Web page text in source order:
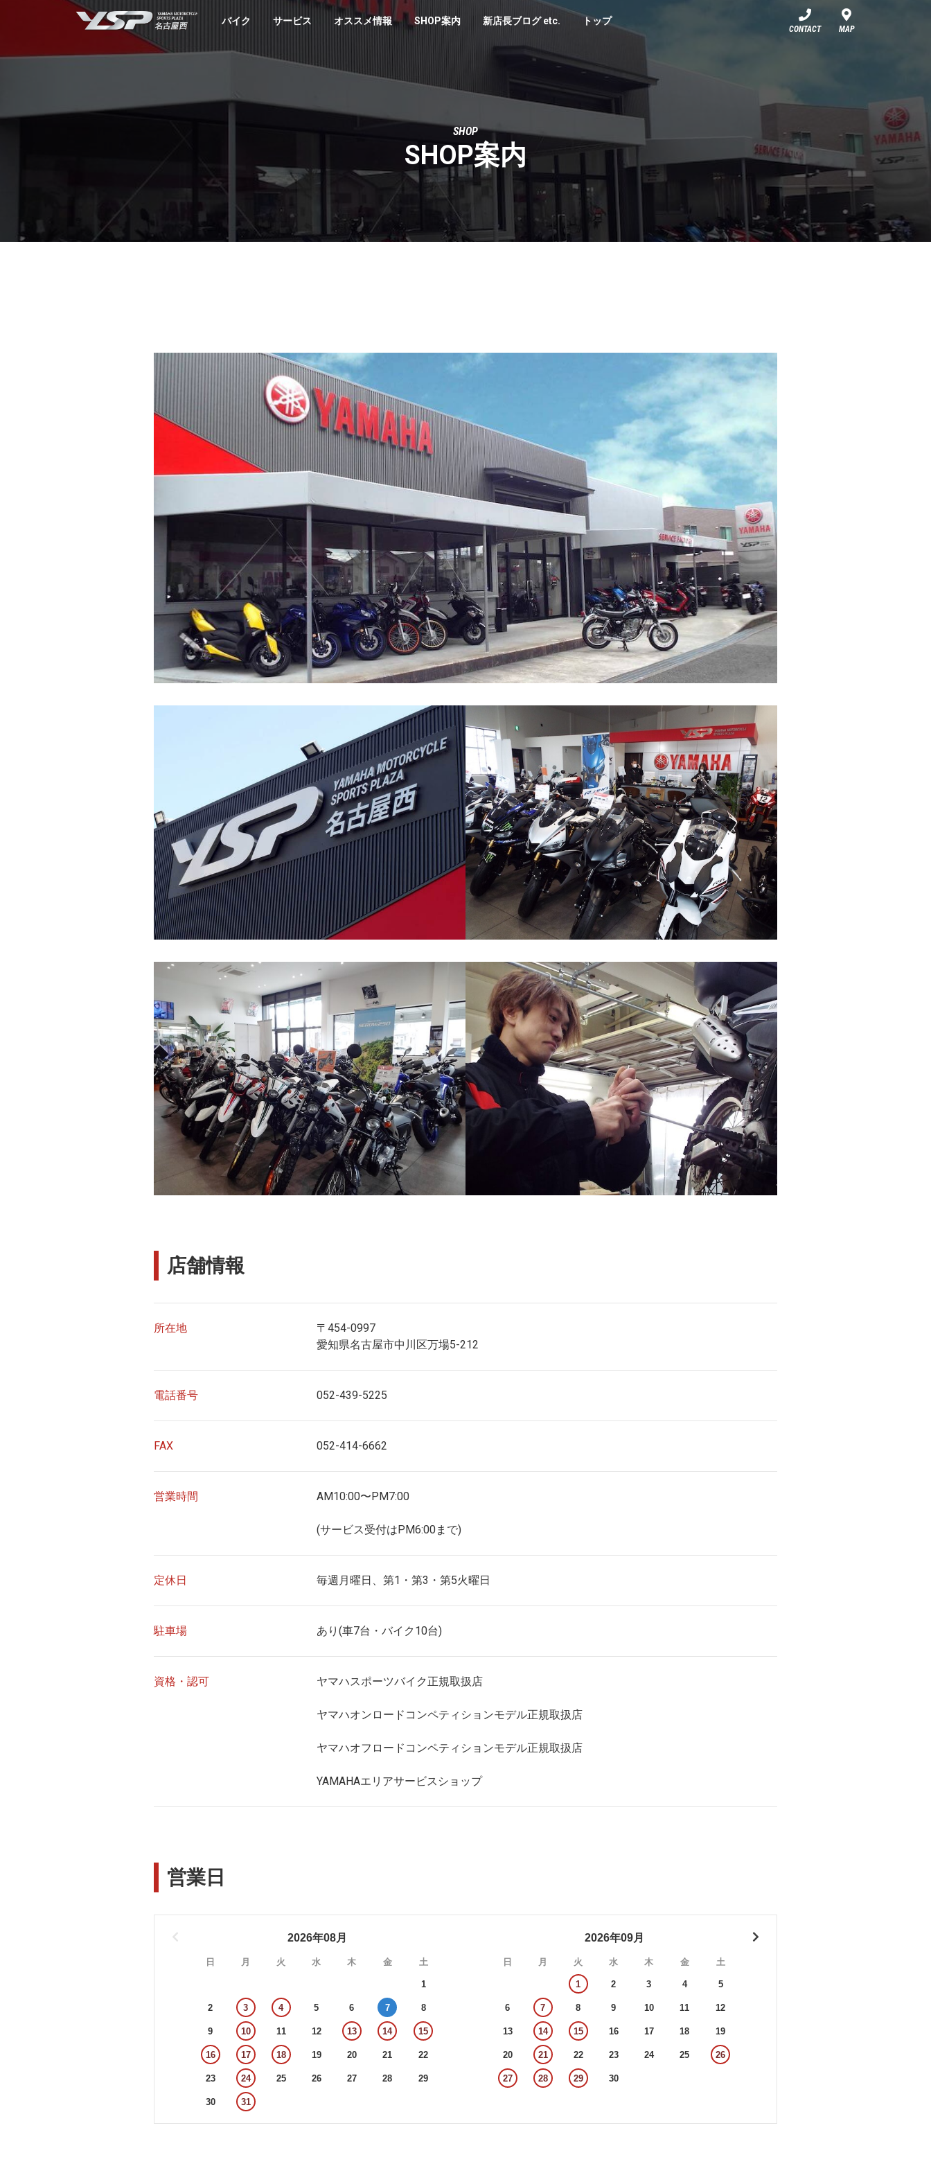
YSP名古屋西
バイク サービス オススメ情報 SHOP案内 新店長ブログ etc. トップ
CONTACT MAP
SHOP
SHOP案内
店舗情報
所在地
〒454-0997
愛知県名古屋市中川区万場5-212
電話番号 052-439-5225
FAX 052-414-6662
営業時間 AM10:00〜PM7:00
(サービス受付はPM6:00まで)
定休日 毎週月曜日、第1・第3・第5火曜日
駐車場 あり(車7台・バイク10台)
資格・認可 ヤマハスポーツバイク正規取扱店
ヤマハオンロードコンペティションモデル正規取扱店
ヤマハオフロードコンペティションモデル正規取扱店
YAMAHAエリアサービスショップ
営業日
2026年08月
日 月 火 水 木 金 土
1
2 3 4 5 6 7 8
9 10 11 12 13 14 15
16 17 18 19 20 21 22
23 24 25 26 27 28 29
30 31
2026年09月
日 月 火 水 木 金 土
1 2 3 4 5
6 7 8 9 10 11 12
13 14 15 16 17 18 19
20 21 22 23 24 25 26
27 28 29 30